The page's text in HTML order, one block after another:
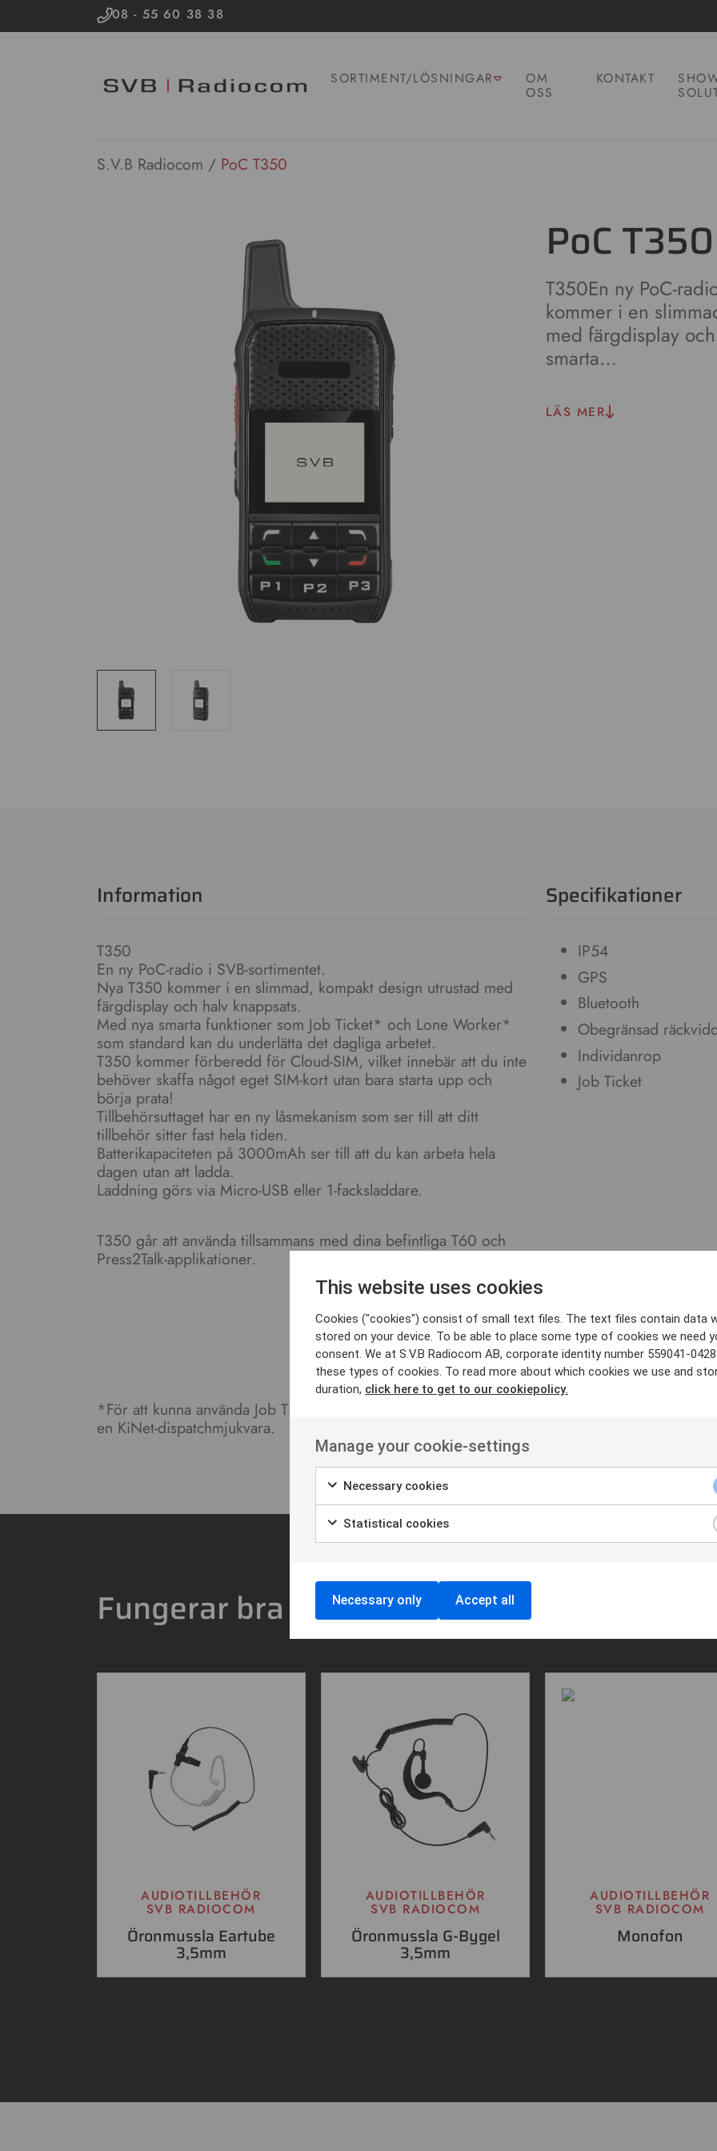
08 - 55 60 38 38
SORTIMENT/LÖSNINGAR OM
OSS
KONTAKT
S.V.B Radiocom / PoC T350
PoC T350
T350En ny PoC-
kommer i en
med färgdisplay
smarta…
LÄS MER
Information
T350
En ny PoC-radio i SVB-sortimentet.
Nya T350 kommer i en slimmad, kompakt design utrustad med
färgdisplay och halv knappsats.
Med nya smarta funktioner som Job Ticket* och Lone Worker*
som standard kan du underlätta det dagliga arbetet.
T350 kommer förberedd för Cloud-SIM, vilket innebär att du inte
behöver skaffa något eget SIM-kort utan bara starta upp och
börja prata!
Tillbehörsuttaget har en ny låsmekanism som ser till att ditt
tillbehör sitter fast hela tiden.
Batterikapaciteten på 3000mAh ser till att du kan arbeta hela
dagen utan att ladda.
Laddning görs via Micro-USB eller 1-facksladdare.
T350 går att använda tillsammans med dina befintliga T60 och
Press2Talk-applikationer.
*För att kunna använda Job Ticket och LoneWorker behöver du
en KiNet-dispatchmjukvara.
Specifikationer
IP54
GPS
Bluetooth
Obegränsad
Individanrop
Job Ticket
Fungerar bra med
AUDIOTILLBEHÖR
SVB RADIOCOM
Öronmussla Eartube
3,5mm
AUDIOTILLBEHÖR
SVB RADIOCOM
Öronmussla G-Bygel
3,5mm
AUDIOTILLBEHÖR
SVB RADIOCOM
Monofon
This website uses cookies
Cookies ("cookies") consist of small text files. The text files contain data
stored on your device. To be able to place some type of cookies we need
consent. We at S.V.B Radiocom AB, corporate identity number 559041-
these types of cookies. To read more about which cookies we use and
duration, click here to get to our cookiepolicy.
Manage your cookie-settings
Necessary cookies
Statistical cookies
Necessary only Accept all